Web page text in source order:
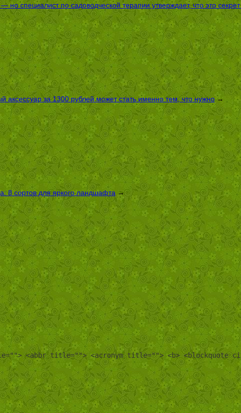
специалист по садоводческой терапии утверждает, что это
за 1300 рублей может стать именно тем, что нужно →
8 сортов для яркого ландшафта →
<abbr title=""> <acronym title=""> <b> <blockquote